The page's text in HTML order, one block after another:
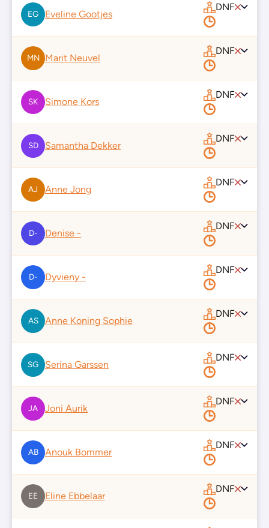
EG Eveline Gootjes
DNF
MN Marit Neuvel
DNF
SK Simone Kors
DNF
SD Samantha Dekker
DNF
AJ Anne Jong
DNF
D- Denise -
DNF
D- Dyvieny -
DNF
AS Anne Koning Sophie
DNF
SG Serina Garssen
DNF
JA Joni Aurik
DNF
AB Anouk Bommer
DNF
EE Eline Ebbelaar
DNF